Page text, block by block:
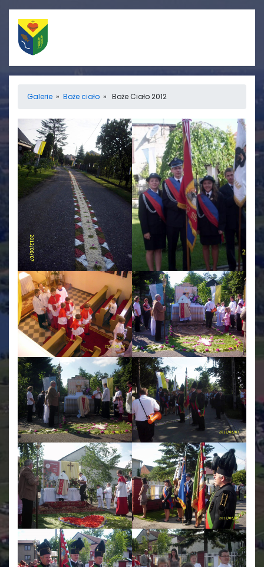
Straż Pożarna
Ośrodek zdrowia
Koło gospodyń
wiejskich
Rada sołecka
Świetlica
Informacje
Aktualności
Galerie
Galerie » Boże ciało » Boże Ciało 2012